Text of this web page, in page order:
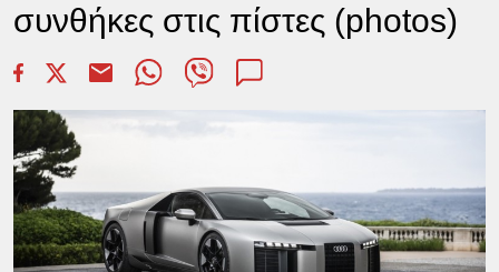
συνθήκες στις πίστες (photos)